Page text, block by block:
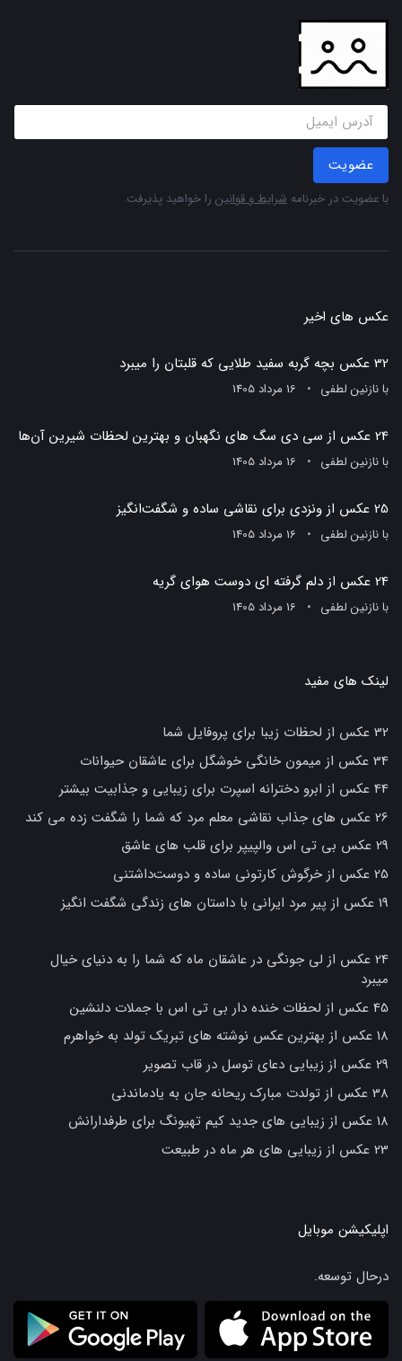
عضویت
با عضویت در خبرنامه شرایط و قوانین را خواهید پذیرفت.
عکس های اخیر
32 عکس بچه گربه سفید طلایی که قلبتان را میبرد
بانازنین لطفی 16 مرداد 1405
24 عکس از سی دی سگ های نگهبان و بهترین لحظات شیرین آن‌ها
بانازنین لطفی 16 مرداد 1405
25 عکس از ونزدی برای نقاشی ساده و شگفت‌انگیز
بانازنین لطفی 16 مرداد 1405
24 عکس از دلم گرفته ای دوست هوای گریه
بانازنین لطفی 16 مرداد 1405
لینک های مفید
32 عکس از لحظات زیبا برای پروفایل شما
34 عکس از میمون خانگی خوشگل برای عاشقان حیوانات
44 عکس از ابرو دخترانه اسپرت برای زیبایی و جذابیت بیشتر
26 عکس های جذاب نقاشی معلم مرد که شما را شگفت زده می کند
29 عکس بی تی اس والپیپر برای قلب های عاشق
25 عکس از خرگوش کارتونی ساده و دوست‌داشتنی
19 عکس از پیر مرد ایرانی با داستان های زندگی شگفت انگیز
24 عکس از لی جونگی در عاشقان ماه که شما را به دنیای خیال
میبرد
45 عکس از لحظات خنده دار بی تی اس با جملات دلنشین
18 عکس از بهترین عکس نوشته های تبریک تولد به خواهرم
29 عکس از زیبایی دعای توسل در قاب تصویر
38 عکس از تولدت مبارک ریحانه جان به یادماندنی
18 عکس از زیبایی های جدید کیم تهیونگ برای طرفدارانش
23 عکس از زیبایی های هر ماه در طبیعت
اپلیکیشن موبایل
درحال توسعه.